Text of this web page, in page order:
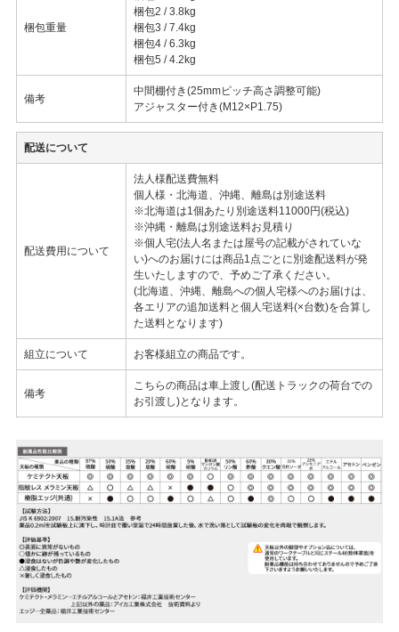
梱包重量
梱包2 / 3.8kg
梱包3 / 7.4kg
梱包4 / 6.3kg
梱包5 / 4.2kg
備考
中間棚付き(25mmピッチ高さ調整可能)
アジャスター付き(M12×P1.75)
配送について
配送費用について
法人様配送費無料
個人様・北海道、沖縄、離島は別途送料
※北海道は1個あたり別途送料11000円(税込)
※沖縄・離島は別途送料お見積り
※個人宅(法人名または屋号の記載がされていな
い)へのお届けには商品1点ごとに別途配送料が発
生いたしますので、予めご了承ください。
(北海道、沖縄、離島への個人宅様へのお届けは、
各エリアの追加送料と個人宅送料(×台数)を合算し
た送料となります)
組立について お客様組立の商品です。
備考
こちらの商品は車上渡し(配送トラックの荷台での
お引渡し)となります。